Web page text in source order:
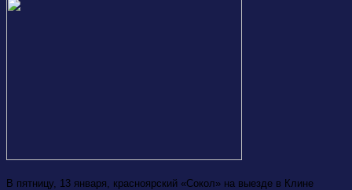
В пятницу, 13 января, красноярский «Сокол» на выезде в Клине